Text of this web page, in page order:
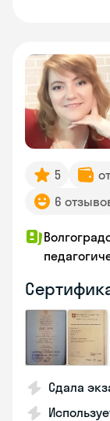
5
6
Сдала